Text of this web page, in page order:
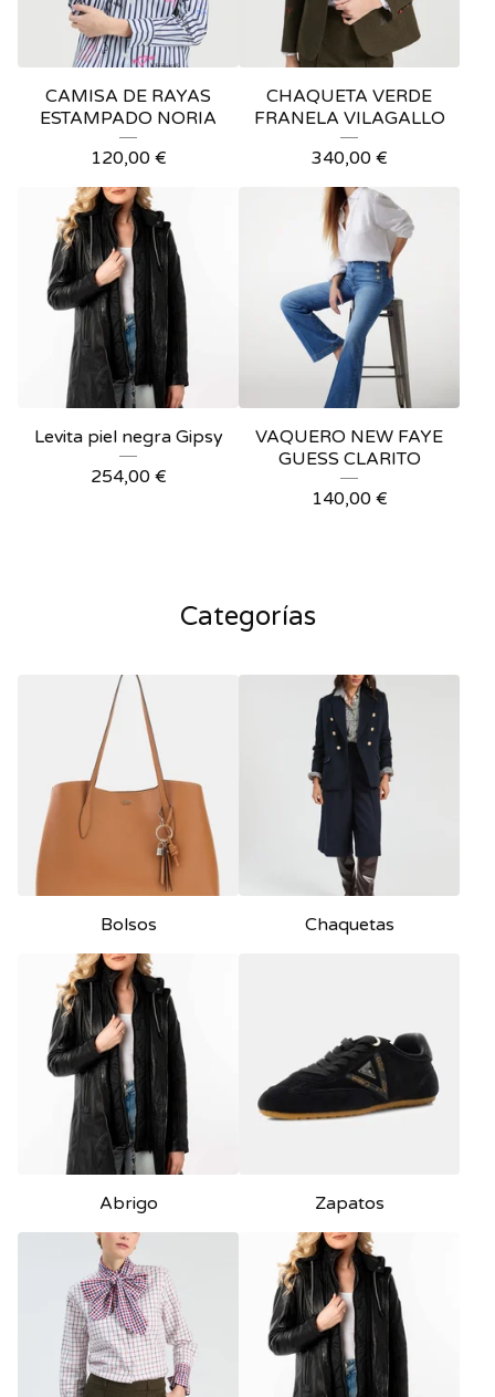
CAMISA DE RAYAS
ESTAMPADO NORIA
120,00 €
CHAQUETA VERDE
FRANELA VILAGALLO
340,00 €
Levita piel negra Gipsy
254,00 €
VAQUERO NEW FAYE
GUESS CLARITO
140,00 €
Categorías
Bolsos Chaquetas
Abrigo Zapatos